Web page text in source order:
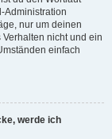
Administration
nur um deinen
nicht und ein
einfach
werde ich